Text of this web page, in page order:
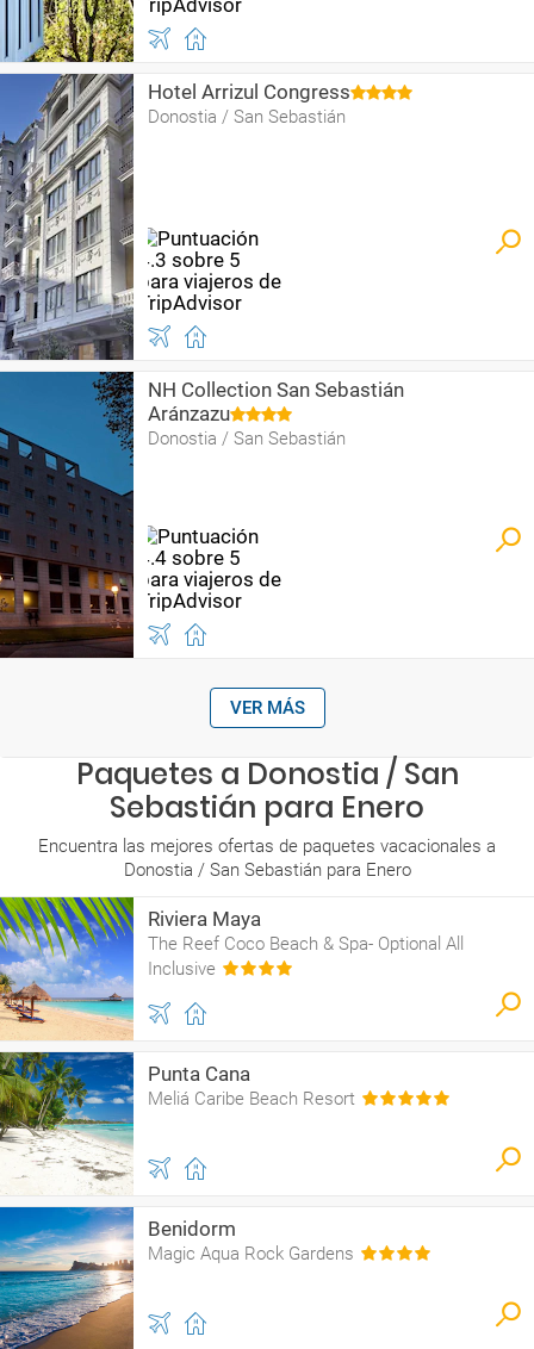
Hotel Arrizul Congress
Donostia / San Sebastián
NH Collection San Sebastián
Aránzazu
Donostia / San Sebastián
VER MÁS
Paquetes a Donostia / San
Sebastián para Enero
Encuentra las mejores ofertas de paquetes vacacionales a
Donostia / San Sebastián para Enero
Riviera Maya
The Reef Coco Beach & Spa- Optional All
Inclusive
Punta Cana
Meliá Caribe Beach Resort
Benidorm
Magic Aqua Rock Gardens